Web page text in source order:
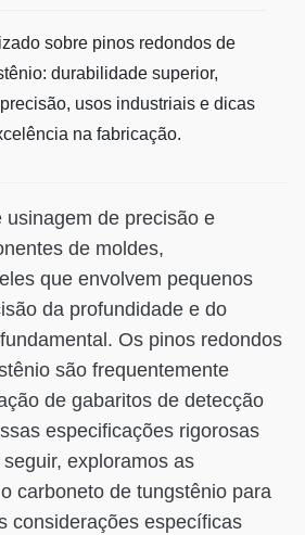
sobre pinos redondos de
durabilidade superior,
usos industriais e dicas
na fabricação.
usinagem de precisão e
de moldes,
que envolvem pequenos
da profundidade e do
Os pinos redondos
são frequentemente
de gabaritos de detecção
especificações rigorosas
exploramos as
carboneto de tungstênio para
considerações específicas